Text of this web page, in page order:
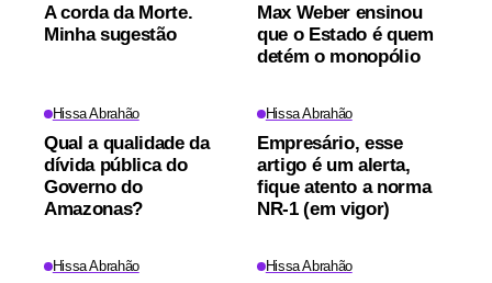
A corda da Morte.
Minha sugestão
Max Weber ensinou
que o Estado é quem
detém o monopólio
Hissa Abrahão
Qual a qualidade da
dívida pública do
Governo do
Amazonas?
Hissa Abrahão
Empresário, esse
artigo é um alerta,
fique atento a norma
NR-1 (em vigor)
Hissa Abrahão Hissa Abrahão